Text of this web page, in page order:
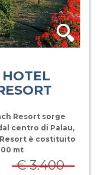
Resort sorge
centro di Palau,
è costituito
in rigoroso stile
camere situate
mt
€ 3.400